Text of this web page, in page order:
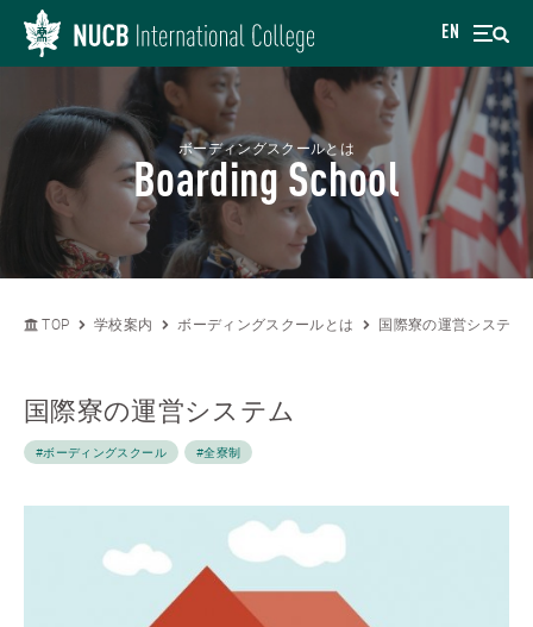
EN
ボーディングスクールとは
Boarding School
TOP 学校案内 ボーディングスクールとは 国際寮の運営システム
国際寮の運営システム
#ボーディングスクール #全寮制